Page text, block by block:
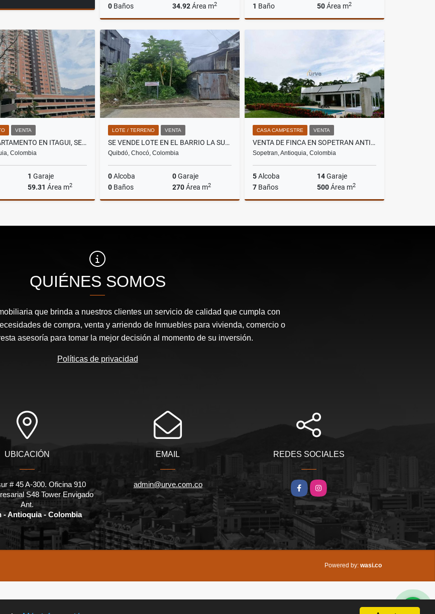
0 Baños 34.92Área m2
Alquiler
$3.492.000
1 Baño 50Área m2
VENTA
VENDO APARTAMENTO EN ITAGUI, SECTOR DITAIRES
Colombia
1 Garaje
59.31 Área m2
$430.000.000
LOTE / TERRENO VENTA
SE VENDE LOTE EN EL BARRIO LA SUBESTACION EN QUIBDO
Quibdó, Chocó, Colombia
0Alcoba 0Garaje
0 Baños 270Área m2
$90.000.000
CASA CAMPESTRE VENTA
VENTA DE FINCA EN SOPETRAN ANTIOQUIA
Sopetran, Antioquia, Colombia
5Alcoba 14Garaje
7 Baños 500Área m2
$1.700.000.000
QUIÉNES SOMOS
que brinda a nuestros clientes un servicio de calidad que cumpla con
de compra, venta y arriendo de Inmuebles para vivienda, comercio o
asesoría para tomar la mejor decisión al momento de su inversión.
Políticas de privacidad
UBICACIÓN
# 45 A-300. Oficina 910
S48 Tower Envigado
Ant.
- Antioquia - Colombia
EMAIL
admin@urve.com.co
REDES SOCIALES
Facebook
Instagram
Powered by: wasi.co